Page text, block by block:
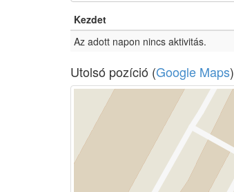
Kezdet
Az adott napon nincs aktivitás.
Utolsó pozíció (Google Maps)